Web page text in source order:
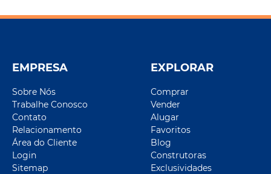
EMPRESA
Sobre Nós
Trabalhe Conosco
Contato
Relacionamento
Área do Cliente
Login
Sitemap
EXPLORAR
Comprar
Vender
Alugar
Favoritos
Blog
Construtoras
Exclusividades